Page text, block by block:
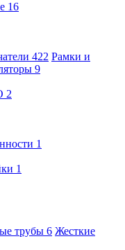
16
422 Рамки и
9
2
1
1
трубы 6 Жесткие